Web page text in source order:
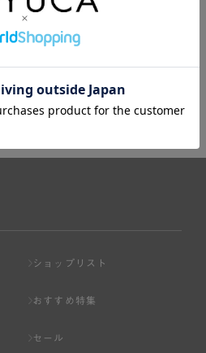
ショップリスト
おすすめ特集
セール